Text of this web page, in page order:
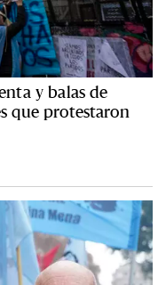
y balas de
que protestaron